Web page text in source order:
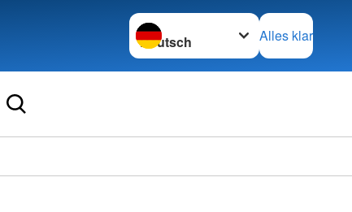
Sprache wechseln zu
Alles klar